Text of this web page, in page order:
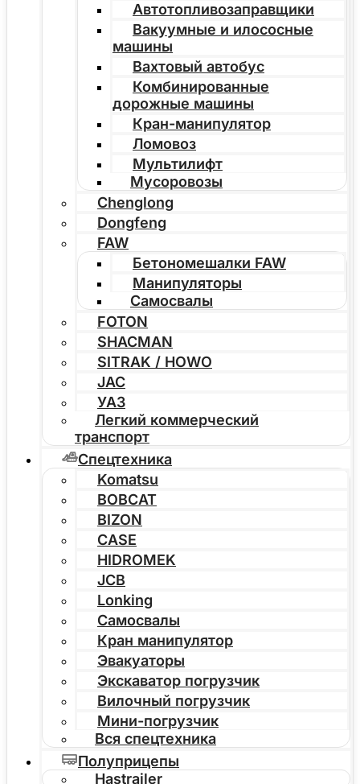
Автотопливозаправщики
Вакуумные и илососные
машины
Вахтовый автобус
Комбинированные
дорожные машины
Кран-манипулятор
Ломовоз
Мультилифт
Мусоровозы
Chenglong
Dongfeng
FAW
Бетономешалки FAW
Манипуляторы
Самосвалы
FOTON
SHACMAN
SITRAK / HOWO
JAC
УАЗ
Легкий коммерческий
транспорт
Спецтехника
Komatsu
BOBCAT
BIZON
CASE
HIDROMEK
JCB
Lonking
Самосвалы
Кран манипулятор
Эвакуаторы
Экскаватор погрузчик
Вилочный погрузчик
Мини-погрузчик
Вся спецтехника
Полуприцепы
Hastrailer